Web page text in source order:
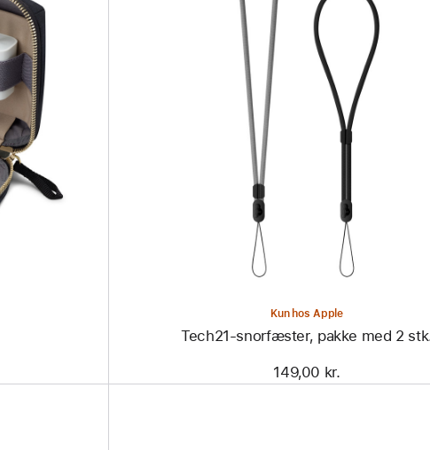
Forrige
Kun hos Apple
Tech21-snorfæster, pakke med 2
149,00 kr.